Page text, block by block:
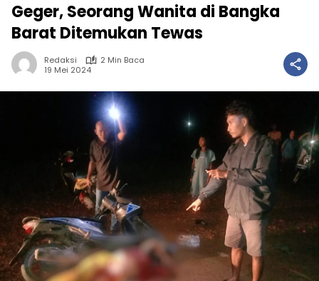
Geger, Seorang Wanita di Bangka
Barat Ditemukan Tewas
Redaksi
2 Min Baca
19 Mei 2024